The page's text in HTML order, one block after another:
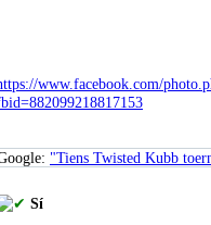
www.facebook.com/
"Tiens Twisted Kubb
Sí